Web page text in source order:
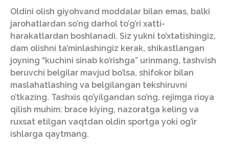
Oldini olish giyohvand moddalar bilan emas, balki
jarohatlardan so’ng darhol to’g’ri xatti-
harakatlardan boshlanadi. Siz yukni to’xtatishingiz,
dam olishni ta’minlashingiz kerak, shikastlangan
joyning “kuchini sinab ko’rishga” urinmang, tashvish
beruvchi belgilar mavjud bo’lsa, shifokor bilan
maslahatlashing va belgilangan tekshiruvni
o’tkazing. Tashxis qo’yilgandan so’ng, rejimga rioya
qilish muhim: brace kiying, nazoratga keling va
ruxsat etilgan vaqtdan oldin sportga yoki og’ir
ishlarga qaytmang.